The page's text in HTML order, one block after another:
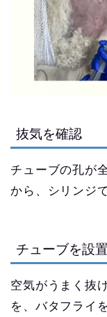
抜気を確認
チューブの孔が
から、シリンジ
チューブを設置
空気がうまく抜
を、バタフライ